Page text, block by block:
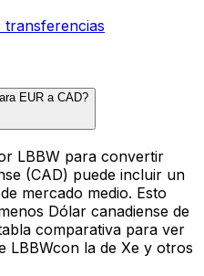
transferencias
EUR a CAD?
LBBW para convertir
(CAD) puede incluir un
mercado medio. Esto
Dólar canadiense de
comparativa para ver
LBBWcon la de Xe y otros